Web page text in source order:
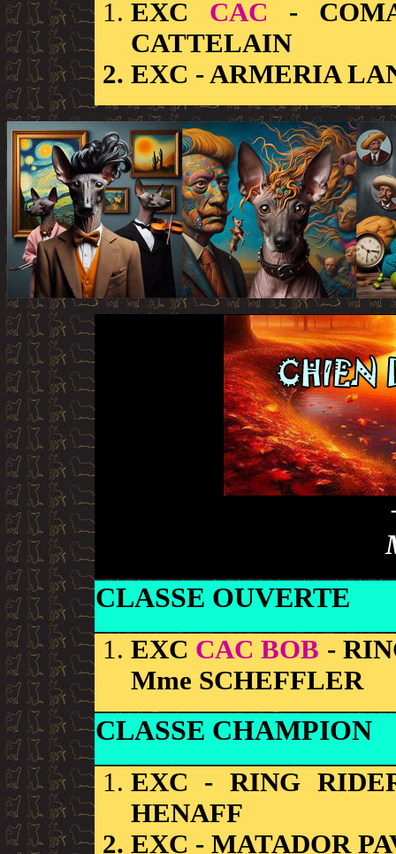
EXC CAC -
CATTELAIN
EXC - ARMERIA
CLASSE OUVERTE
EXC CAC BOB -
Mme SCHEFFLER
CLASSE CHAMPION
EXC - RING
HENAFF
EXC - MATADOR